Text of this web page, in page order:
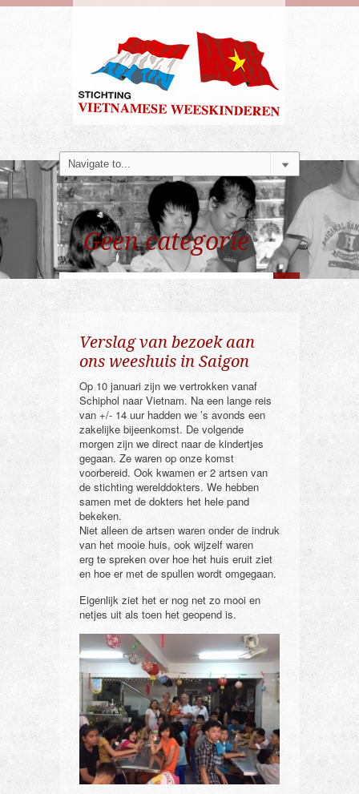
Geen categorie
Verslag van bezoek aan
ons weeshuis in Saigon
Op 10 januari zijn we vertrokken vanaf
Schiphol naar Vietnam. Na een lange reis
van +/- 14 uur hadden we ’s avonds een
zakelijke bijeenkomst. De volgende
morgen zijn we direct naar de kindertjes
gegaan. Ze waren op onze komst
voorbereid. Ook kwamen er 2 artsen van
de stichting werelddokters. We hebben
samen met de dokters het hele pand
bekeken.
Niet alleen de artsen waren onder de indruk
van het mooie huis, ook wijzelf waren
erg te spreken over hoe het huis eruit ziet
en hoe er met de spullen wordt omgegaan.
Eigenlijk ziet het er nog net zo mooi en
netjes uit als toen het geopend is.